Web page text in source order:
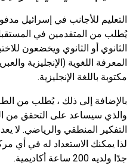
التعليم للأجانب في إسرائيل
يُطلب من المتقدمين في المستقبل
الثانوي أو الثانوي ويخضعون
المعرفة اللغوية (الإنجليزية
مكتوبة باللغة الإنجليزية.
بالإضافة إلى ذلك ، يُطلب من
والذي سيساعد على التحقق من
التفكير المنطقي والرياضي. لا
لذا يمكنك الاستعداد له في أي
جدًا ولديه 200 ساعة أكاديمية.